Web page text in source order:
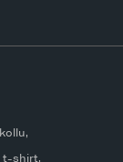
t-shirt,